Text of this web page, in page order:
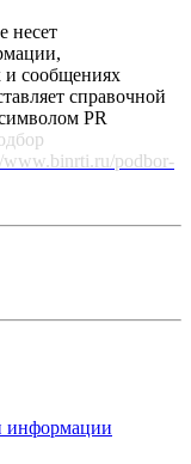
несет
и сообщениях
справочной
PR
www.binrti.ru/podbor-
информации